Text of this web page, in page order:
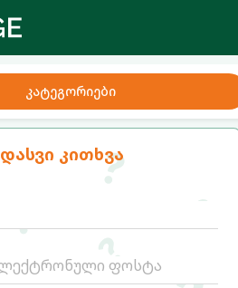
კატეგორიები
დასვი კითხვა